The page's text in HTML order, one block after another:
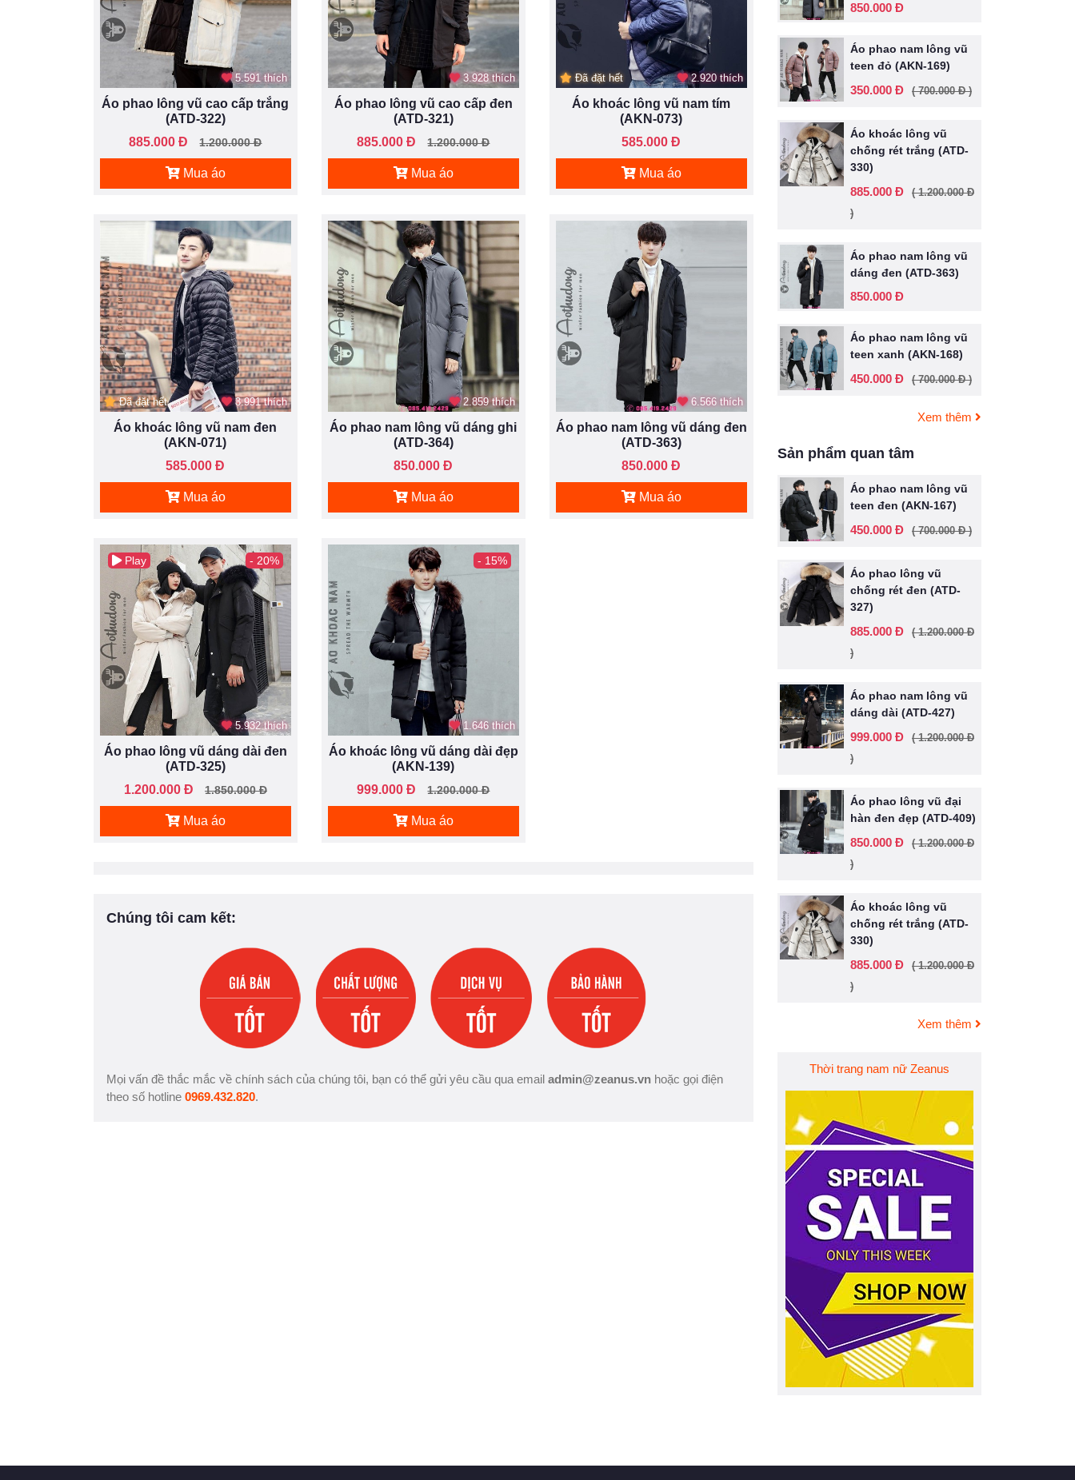
5.591 thích
Áo phao lông vũ cao cấp trắng
(ATD-322)
885.000 Đ
1.200.000 Đ
Mua áo
3.928 thích
Áo phao lông vũ cao cấp đen
(ATD-321)
885.000 Đ
1.200.000 Đ
Mua áo
Đã đặt hết 2.920 thích
Áo khoác lông vũ nam tím
(AKN-073)
585.000 Đ
Mua áo
Đã đặt hết 3.991 thích
Áo khoác lông vũ nam đen
(AKN-071)
585.000 Đ
Mua áo
2.859 thích
Áo phao nam lông vũ dáng ghi
(ATD-364)
850.000 Đ
Mua áo
6.566 thích
Áo phao nam lông vũ dáng đen
(ATD-363)
850.000 Đ
Mua áo
- 20%
Play
5.932 thích
Áo phao lông vũ dáng dài đen
(ATD-325)
1.200.000 Đ
1.850.000 Đ
Mua áo
- 15%
1.646 thích
Áo khoác lông vũ dáng dài đẹp
(AKN-139)
999.000 Đ
1.200.000 Đ
Mua áo
Chúng tôi cam kết:
Mọi vấn đề thắc mắc về chính sách của chúng tôi, bạn có thể gửi yêu cầu qua email admin@zeanus.vn hoặc gọi điện
theo số hotline 0969.432.820.
850.000 Đ
Áo phao nam lông vũ
teen đỏ (AKN-169)
350.000 Đ ( 700.000 Đ )
Áo khoác lông vũ
chống rét trắng (ATD-
330)
885.000 Đ
( 1.200.000 Đ
)
Áo phao nam lông vũ
dáng đen (ATD-363)
850.000 Đ
Áo phao nam lông vũ
teen xanh (AKN-168)
450.000 Đ ( 700.000 Đ )
Xem thêm
Sản phẩm quan tâm
Áo phao nam lông vũ
teen đen (AKN-167)
450.000 Đ ( 700.000 Đ )
Áo phao lông vũ
chống rét đen (ATD-
327)
885.000 Đ
( 1.200.000 Đ
)
Áo phao nam lông vũ
dáng dài (ATD-427)
999.000 Đ
( 1.200.000 Đ
)
Áo phao lông vũ đại
hàn đen đẹp (ATD-409)
850.000 Đ
( 1.200.000 Đ
)
Áo khoác lông vũ
chống rét trắng (ATD-
330)
885.000 Đ
( 1.200.000 Đ
)
Xem thêm
Thời trang nam nữ Zeanus